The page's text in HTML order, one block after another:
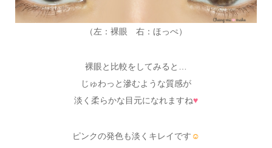
（左：裸眼 右：ほっぺ）
裸眼と比較をしてみると…
じゅわっと滲むような質感が
淡く柔らかな目元になれますね♥
ピンクの発色も淡くキレイです ☺